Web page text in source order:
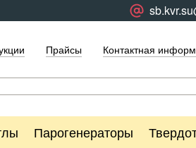
Прайсы
Контактная
Парогенераторы